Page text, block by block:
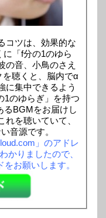
コツは、効果的な
「f分の1のゆら
の音、小鳥のさえ
聴くと、脳内でα
に集中できるよう
1のゆらぎ」を持つ
るBGMをお届けし
を聴いていて、
音源です。
」のアドレ
かりましたので、
お願いします。